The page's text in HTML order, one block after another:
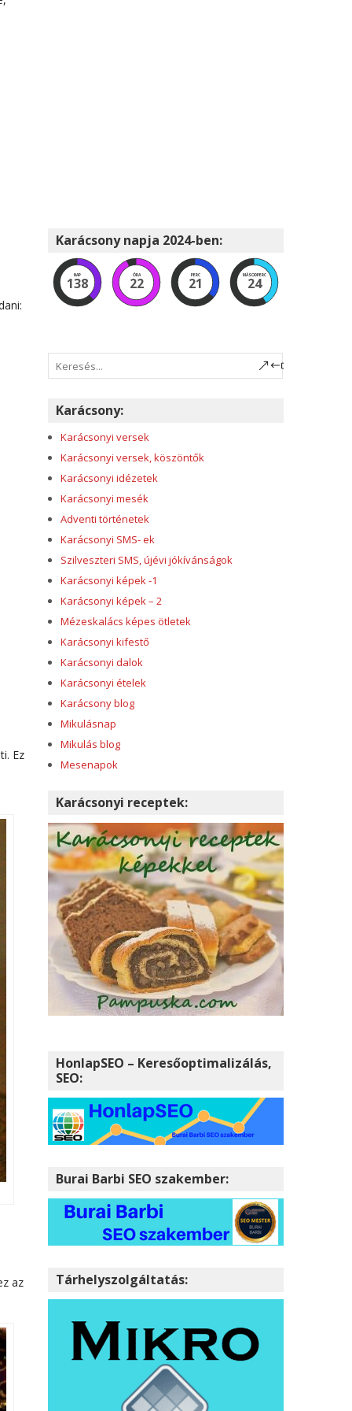
Ez
az
Karácsony napja 2024-ben:
NAP
138
ÓRA
22
PERC
21
MÁSODPERC
22
Karácsony:
Karácsonyi versek
Karácsonyi versek, köszöntők
Karácsonyi idézetek
Karácsonyi mesék
Adventi történetek
Karácsonyi SMS- ek
Szilveszteri SMS, újévi jókívánságok
Karácsonyi képek -1
Karácsonyi képek – 2
Mézeskalács képes ötletek
Karácsonyi kifestő
Karácsonyi dalok
Karácsonyi ételek
Karácsony blog
Mikulásnap
Mikulás blog
Mesenapok
Karácsonyi receptek:
HonlapSEO – Keresőoptimalizálás,
SEO:
Burai Barbi SEO szakember:
Tárhelyszolgáltatás: